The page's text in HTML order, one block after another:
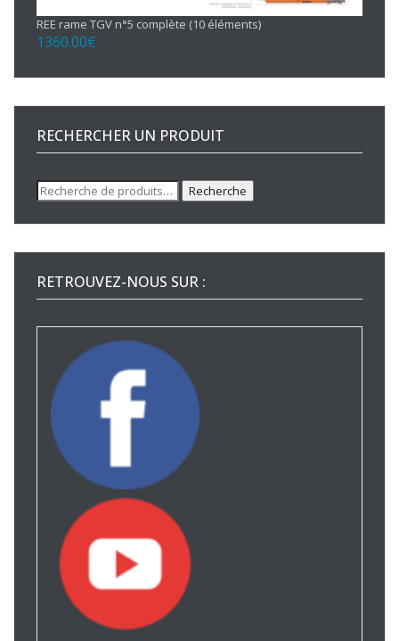
REE rame TGV n°5 complète (10 éléments)
1360.00€
RECHERCHER UN PRODUIT
Recherche
pour :
Recherche
RETROUVEZ-NOUS SUR :